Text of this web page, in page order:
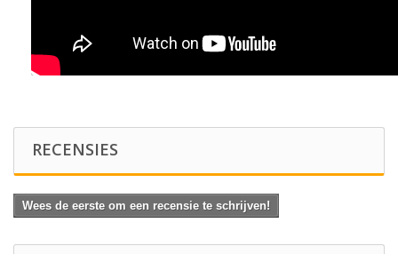
RECENSIES
Wees de eerste om een recensie te schrijven!